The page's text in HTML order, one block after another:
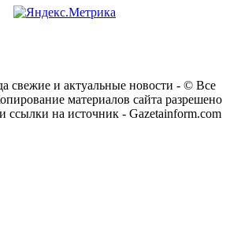
свежие и актуальные новости - © Все
материалов сайта разрешено
ссылки на источник - Gazetainform.com